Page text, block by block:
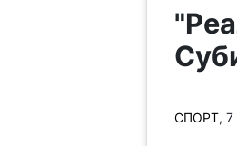
СПОРТ, 7